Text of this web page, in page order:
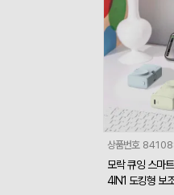
상품번호
모락 큐잉 스마
4IN1 도킹형 보